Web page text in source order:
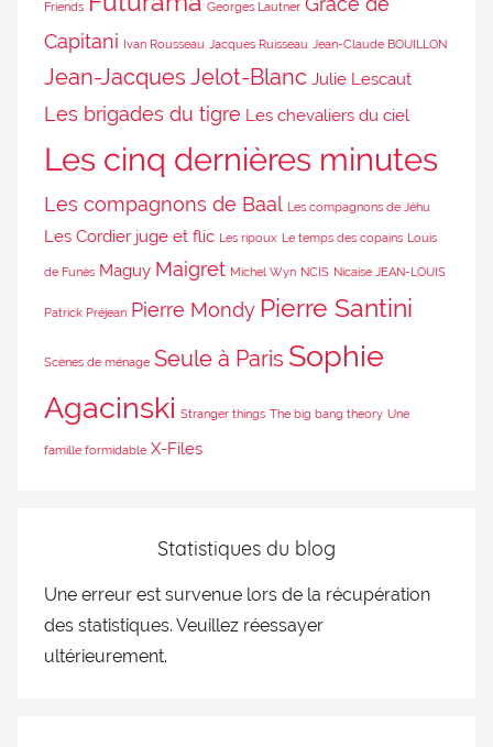
Friends Georges Lautner
Capitani Ivan Rousseau Jacques Ruisseau Jean-Claude BOUILLON
Jean-Jacques Jelot-Blanc Julie Lescaut
Les brigades du tigre Les chevaliers du ciel
Les cinq dernières minutes
Les compagnons de Baal Les compagnons de Jéhu
Les Cordier juge et flic Les ripoux Le temps des copains Louis
de Funès Maguy Maigret Michel Wyn NCIS Nicaise JEAN-LOUIS
Patrick Préjean Pierre Mondy Pierre Santini
Scènes de ménage Seule à Paris Sophie
Agacinski Stranger things The big bang theory Une
famille formidable X-Files
Statistiques du blog
Une erreur est survenue lors de la récupération
des statistiques. Veuillez réessayer
ultérieurement.